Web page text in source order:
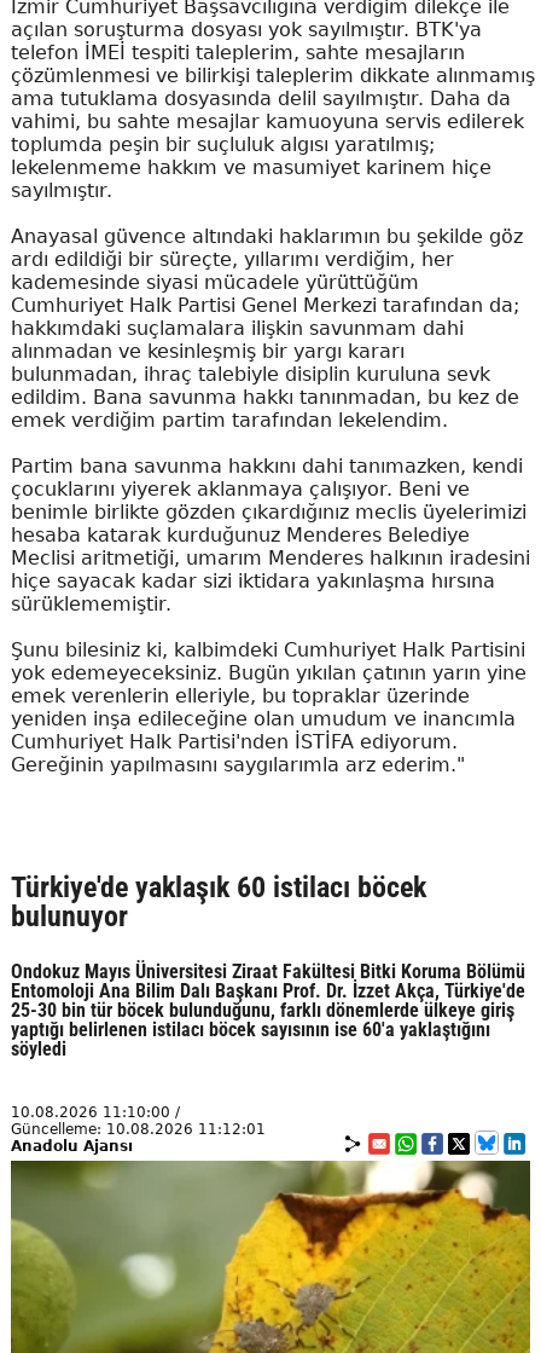
İzmir Cumhuriyet Başsavcılığına verdiğim dilekçe ile
açılan soruşturma dosyası yok sayılmıştır. BTK'ya
telefon İMEİ tespiti taleplerim, sahte mesajların
çözümlenmesi ve bilirkişi taleplerim dikkate alınmamış
ama tutuklama dosyasında delil sayılmıştır. Daha da
vahimi, bu sahte mesajlar kamuoyuna servis edilerek
toplumda peşin bir suçluluk algısı yaratılmış;
lekelenmeme hakkım ve masumiyet karinem hiçe
sayılmıştır.
Anayasal güvence altındaki haklarımın bu şekilde göz
ardı edildiği bir süreçte, yıllarımı verdiğim, her
kademesinde siyasi mücadele yürüttüğüm
Cumhuriyet Halk Partisi Genel Merkezi tarafından da;
hakkımdaki suçlamalara ilişkin savunmam dahi
alınmadan ve kesinleşmiş bir yargı kararı
bulunmadan, ihraç talebiyle disiplin kuruluna sevk
edildim. Bana savunma hakkı tanınmadan, bu kez de
emek verdiğim partim tarafından lekelendim.
Partim bana savunma hakkını dahi tanımazken, kendi
çocuklarını yiyerek aklanmaya çalışıyor. Beni ve
benimle birlikte gözden çıkardığınız meclis üyelerimizi
hesaba katarak kurduğunuz Menderes Belediye
Meclisi aritmetiği, umarım Menderes halkının iradesini
hiçe sayacak kadar sizi iktidara yakınlaşma hırsına
sürüklememiştir.
Şunu bilesiniz ki, kalbimdeki Cumhuriyet Halk Partisini
yok edemeyeceksiniz. Bugün yıkılan çatının yarın yine
emek verenlerin elleriyle, bu topraklar üzerinde
yeniden inşa edileceğine olan umudum ve inancımla
Cumhuriyet Halk Partisi'nden İSTİFA ediyorum.
Gereğinin yapılmasını saygılarımla arz ederim."
Türkiye'de yaklaşık 60 istilacı böcek
bulunuyor
Ondokuz Mayıs Üniversitesi Ziraat Fakültesi Bitki Koruma Bölümü
Entomoloji Ana Bilim Dalı Başkanı Prof. Dr. İzzet Akça, Türkiye'de
25-30 bin tür böcek bulunduğunu, farklı dönemlerde ülkeye giriş
yaptığı belirlenen istilacı böcek sayısının ise 60'a yaklaştığını
söyledi
10.08.2026 11:10:00 /
Güncelleme: 10.08.2026 11:12:01
Anadolu Ajansı